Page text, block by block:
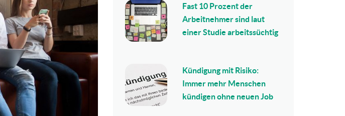
Fast 10 Prozent der
Arbeitnehmer sind laut
einer Studie arbeitssüchtig
Kündigung mit Risiko:
Immer mehr Menschen
kündigen ohne neuen Job